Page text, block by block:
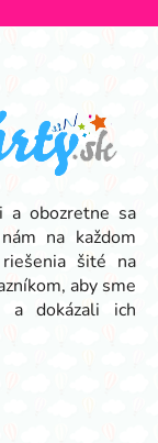
a obozretne sa
na každom
šité na
aby sme
a dokázali ich